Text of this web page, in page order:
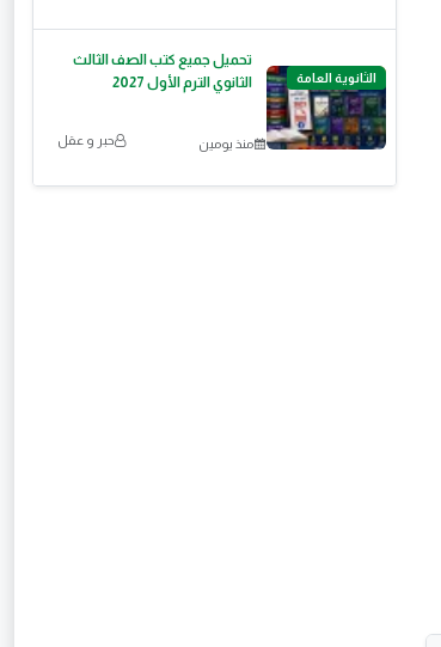
الثانوية العامة
تحميل جميع كتب الصف الثالث
الثانوي الترم الأول 2027
منذ يومين حبر و عقل